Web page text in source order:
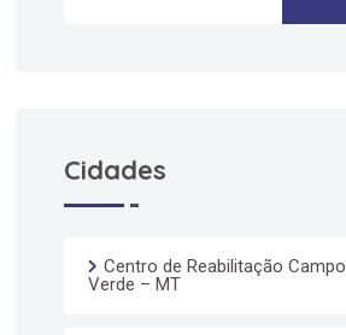
Cidades
Centro de Reabilitação Campo
Verde – MT